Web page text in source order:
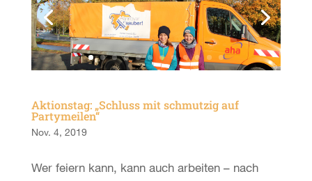
Aktionstag: „Schluss mit schmutzig auf
Partymeilen“
Nov. 4, 2019
Wer feiern kann, kann auch arbeiten – nach